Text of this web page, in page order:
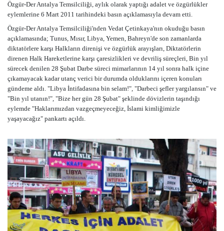
Özgür-Der Antalya Temsilciliği, aylık olarak yaptığı adalet ve özgürlükler
eylemlerine 6 Mart 2011 tarihindeki basın açıklamasıyla devam etti.
Özgür-Der Antalya Temsilciliği'nden Vedat Çetinkaya'nın okuduğu basın
açıklamasında; Tunus, Mısır, Libya, Yemen, Bahreyn'de son zamanlarda
diktatörlere karşı Halkların direnişi ve özgürlük arayışları, Diktatörlerin
direnen Halk Hareketlerine karşı çaresizlikleri ve devriliş süreçleri, Bin yıl
sürecek denilen 28 Şubat Darbe süreci mimarlarının 14 yıl sonra halk içine
çıkamayacak kadar utanç verici bir durumda olduklarını içeren konuları
gündeme aldı. "Libya İntifadasına bin selam!", "Darbeci şefler yargılansın" ve
"Bin yıl utanın!", "Bize her gün 28 Şubat" şeklinde dövizlerin taşındığı
eylemde "Haklarımızdan vazgeçmeyeceğiz, İslami kimliğimizle
yaşayacağız" pankartı açıldı.